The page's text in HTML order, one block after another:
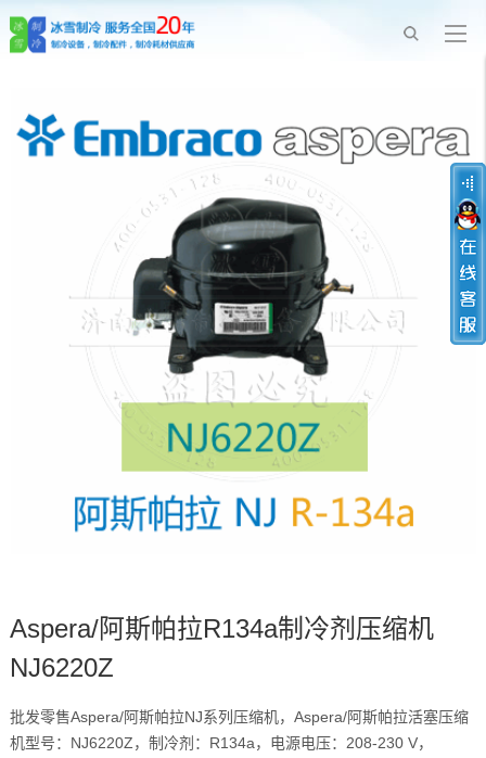
Aspera/阿斯帕拉R134a制冷剂压缩机
NJ6220Z
批发零售Aspera/阿斯帕拉NJ系列压缩机，Aspera/阿斯帕拉活塞压缩
机型号：NJ6220Z，制冷剂：R134a，电源电压：208-230 V，